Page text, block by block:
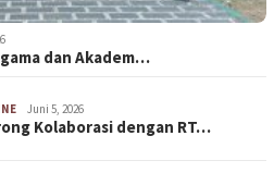
dan Akadem…
Juni 5, 2026
Kolaborasi dengan RT…